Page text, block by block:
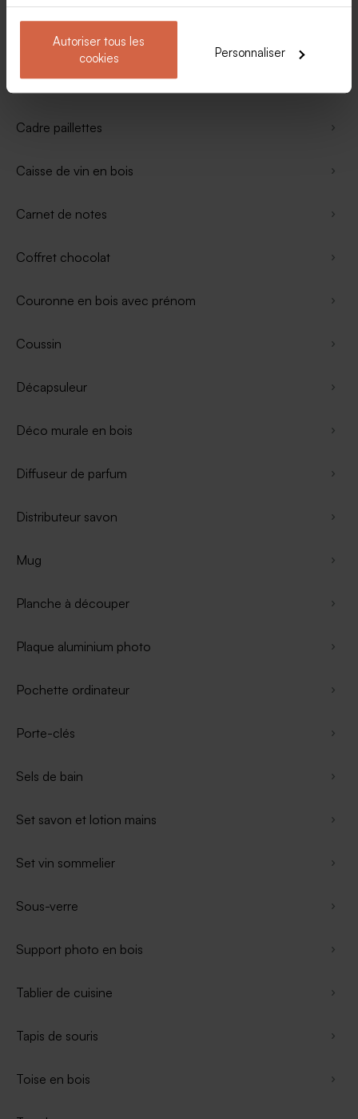
Autoriser tous les
cookies
Personnaliser
Boule à neige
Bouteille isotherme
Cadre paillettes
Caisse de vin en bois
Carnet de notes
Coffret chocolat
Couronne en bois avec prénom
Coussin
Décapsuleur
Déco murale en bois
Diffuseur de parfum
Distributeur savon
Mug
Planche à découper
Plaque aluminium photo
Pochette ordinateur
Porte-clés
Sels de bain
Set savon et lotion mains
Set vin sommelier
Sous-verre
Support photo en bois
Tablier de cuisine
Tapis de souris
Toise en bois